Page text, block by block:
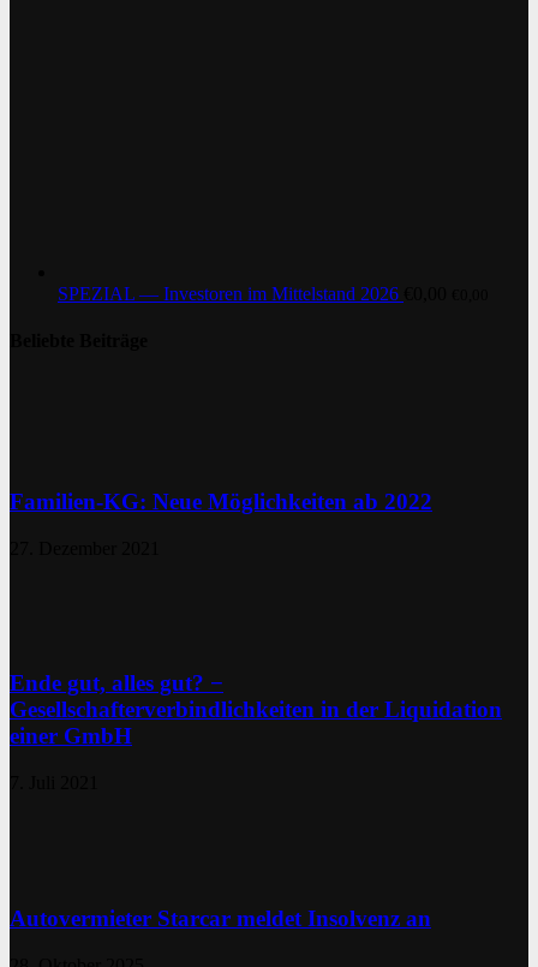
SPEZIAL — Investoren im Mittelstand 2026
Familien-KG: Neue Möglichkeiten ab 2022
Ende gut, alles gut? −
Gesellschafterverbindlichkeiten in der Liquidation
einer GmbH
Autovermieter Starcar meldet Insolvenz an